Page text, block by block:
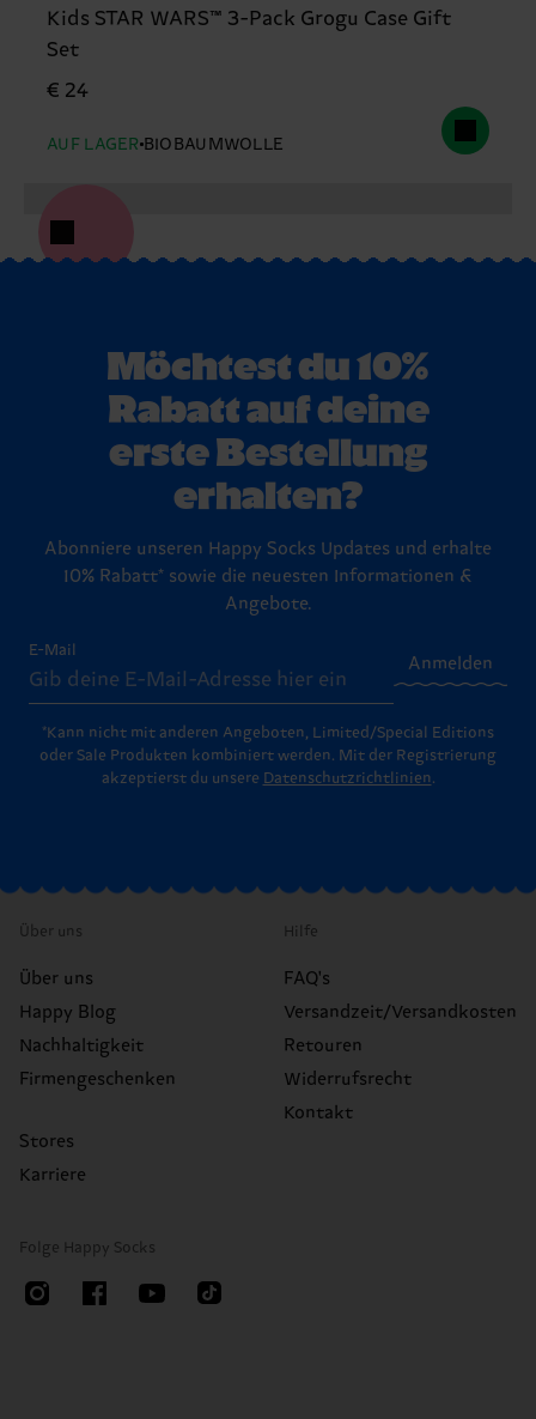
Kids STAR WARS™ 3-Pack Grogu Case Gift
Set
€ 24
AUF LAGER BIOBAUMWOLLE
Möchtest du 10%
Rabatt auf deine
erste Bestellung
erhalten?
Abonniere unseren Happy Socks Updates und erhalte
10% Rabatt* sowie die neuesten Informationen &
Angebote.
E-Mail
Anmelden
*Kann nicht mit anderen Angeboten, Limited/Special Editions
oder Sale Produkten kombiniert werden. Mit der Registrierung
akzeptierst du unsere Datenschutzrichtlinien.
Über uns
Über uns
Happy Blog
Nachhaltigkeit
Firmengeschenken
Stores
Karriere
Hilfe
FAQ's
Versandzeit/Versandkosten
Retouren
Widerrufsrecht
Kontakt
Folge Happy Socks